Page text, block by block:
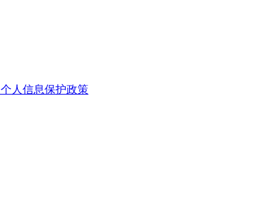
个人信息保护政策